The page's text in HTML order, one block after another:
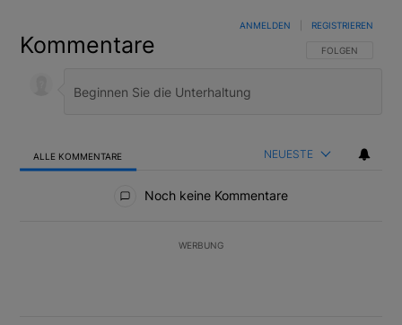
Kommentare FOLGE DIESER
FOLGEN
ANMELDEN REGISTRIEREN
ALLE KOMMENTARE NEUESTE
Noch keine Kommentare
WERBUNG